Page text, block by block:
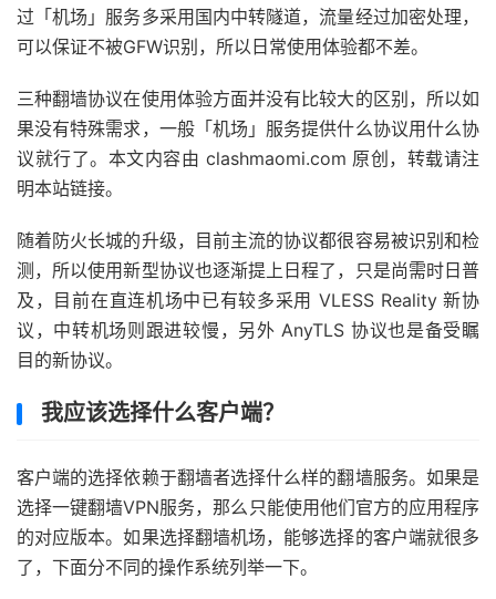
过「机场」服务多采用国内中转隧道，流量经过加密处理，
可以保证不被GFW识别，所以日常使用体验都不差。
三种翻墙协议在使用体验方面并没有比较大的区别，所以如
果没有特殊需求，一般「机场」服务提供什么协议用什么协
议就行了。本文内容由 clashmaomi.com 原创，转载请注
明本站链接。
随着防火长城的升级，目前主流的协议都很容易被识别和检
测，所以使用新型协议也逐渐提上日程了，只是尚需时日普
及，目前在直连机场中已有较多采用 VLESS Reality 新协
议，中转机场则跟进较慢，另外 AnyTLS 协议也是备受瞩
目的新协议。
我应该选择什么客户端？
客户端的选择依赖于翻墙者选择什么样的翻墙服务。如果是
选择一键翻墙VPN服务，那么只能使用他们官方的应用程序
的对应版本。如果选择翻墙机场，能够选择的客户端就很多
了，下面分不同的操作系统列举一下。